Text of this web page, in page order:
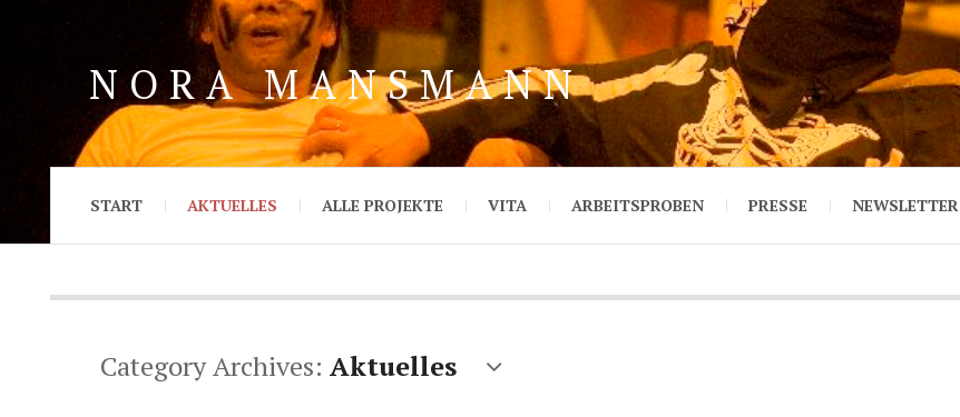
NORA MANSMANN
START AKTUELLES ALLE PROJEKTE VITA ARBEITSPROBEN PRESSE NEWSLETTER
Category Archives: Aktuelles